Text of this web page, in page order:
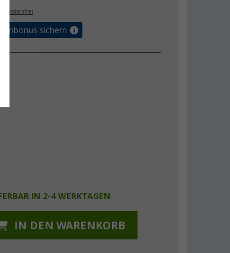
sichern
IN 2-4 WERKTAGEN
IN DEN WARENKORB